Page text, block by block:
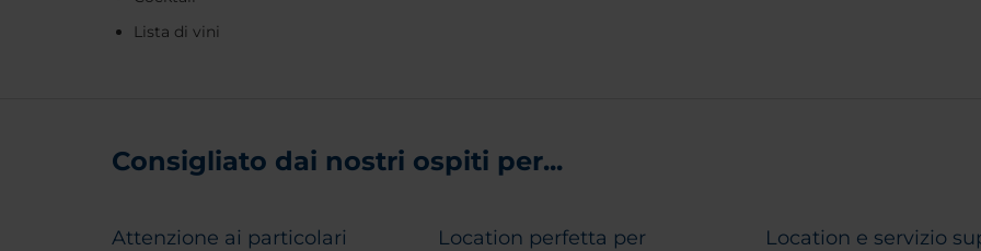
Lista di vini
Consigliato dai nostri ospiti per...
Attenzione ai particolari
Location perfetta per
Location e servizio